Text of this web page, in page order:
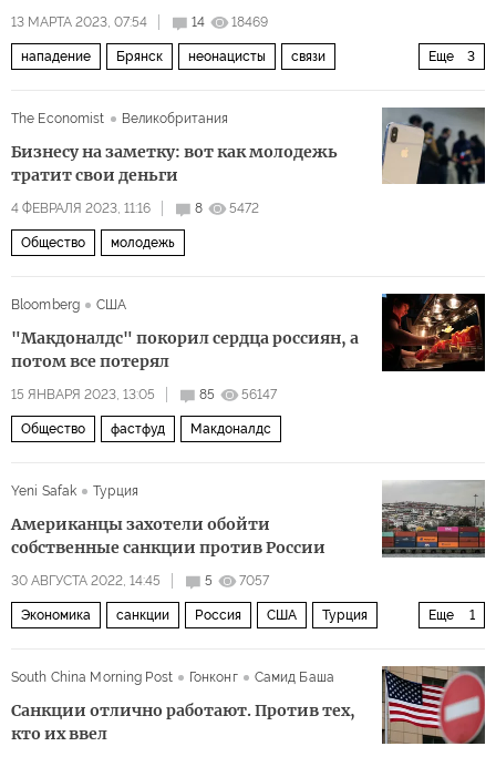
13 МАРТА 2023, 07:54 14 18469
Еще 3
нападение Брянск неонацисты связи
The Economist
Великобритания
Бизнесу на заметку: вот как молодежь
тратит свои деньги
4 ФЕВРАЛЯ 2023, 11:16 8 5472
Общество молодежь
Bloomberg США
"Макдоналдс" покорил сердца россиян, а
потом все потерял
15 ЯНВАРЯ 2023, 13:05 85 56147
Общество фастфуд Макдоналдс
Yeni Safak Турция
Американцы захотели обойти
собственные санкции против России
30 АВГУСТА 2022, 14:45 5 7057
Еще 1
Экономика санкции Россия США Турция
South China Morning Post
Гонконг Самид Баша
Санкции отлично работают. Против тех,
кто их ввел